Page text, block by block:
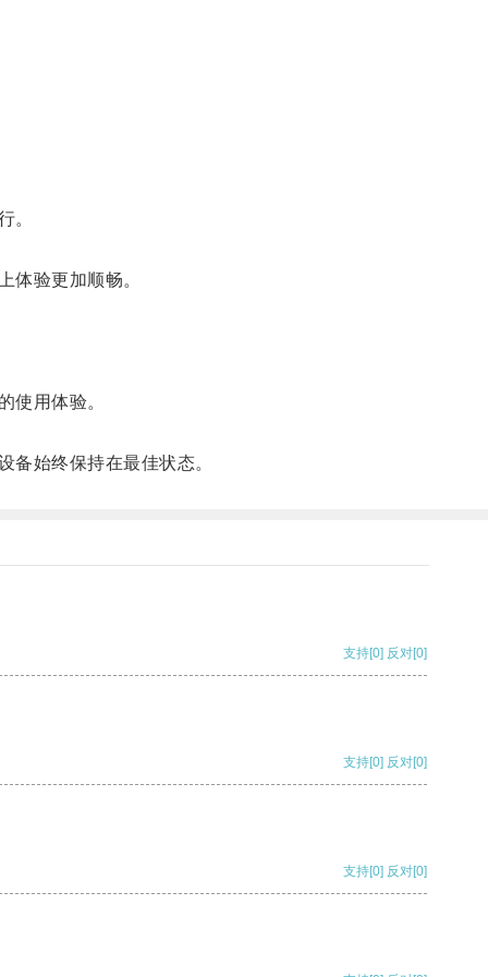
。
验更加顺畅。
用体验。
始终保持在最佳状态。
支持[0] 反对[0]
支持[0] 反对[0]
支持[0] 反对[0]